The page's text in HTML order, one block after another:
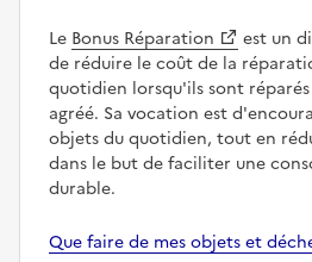
Le Bonus Réparation
est un
de réduire le coût de la
quotidien lorsqu'ils sont
agréé. Sa vocation est
objets du quotidien, tout en
dans le but de faciliter une
durable.
Que faire de mes objets et